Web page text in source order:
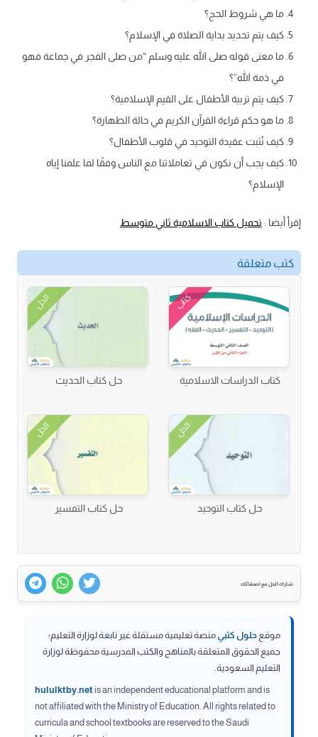
ما هي شروط الحج؟
كيف يتم تحديد بداية الصلاة في الإسلام؟
ما معنى قوله صلى الله عليه وسلم “من صلى الفجر في جماعة فهو
في ذمة الله”؟
كيف يتم تربية الأطفال على القيم الإسلامية؟
ما هو حكم قراءة القرآن الكريم في حالة الطهارة؟
كيف نُثبت عقيدة التوحيد في قلوب الأطفال؟
كيف يجب أن نكون في تعاملاتنا مع الناس وفقًا لما علمنا إياه
الإسلام؟
إقرأ أيضا : تحميل كتاب الاسلامية ثاني متوسط
كتب متعلقة
كتاب
كتاب الدراسات الاسلامية
الحل
حل كتاب الحديث
الحل
حل كتاب التوحيد
الحل
حل كتاب التفسير
شارك الحل مع اصدقائك
موقع حلول كتبيمنصة تعليمية مستقلة غير تابعة لوزارة التعليم؛
جميع الحقوق المتعلقة بالمناهج والكتب المدرسية محفوظة لوزارة
التعليم السعودية.
hululktby.netis an independent educational platform and is
not affiliated with the Ministry of Education. All rights related to
curricula and school textbooks are reserved to the Saudi